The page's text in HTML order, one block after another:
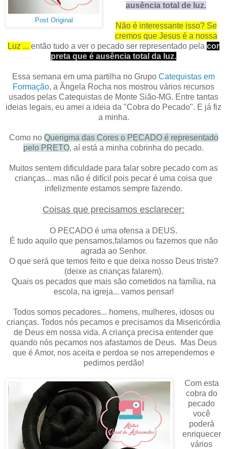
Post Original
ausência total de luz.
Não é interessante isso? Se
cremos que Jesus é a nossa
Luz ... então tudo a ver o pecado ser representado pela cor
preta que é ausência total da luz.
Essa semana em uma partilha no Grupo Catequistas em
Formação, a Ângela Rocha nos mostrou vários recursos
usados pelas Catequistas de Monte Sião-MG. Entre tantas
ideias legais, eu amei a ideia da "Cobra do Pecado". E já fiz
a minha.
Como no Querigma das Cores o PECADO é representado
pelo PRETO, aí está a minha cobrinha do pecado.
Muitos sentem dificuldade para falar sobre pecado com as
crianças... mas não é difícil pois pecar é uma coisa que
infelizmente estamos sempre fazendo.
Coisas que precisamos esclarecer:
O PECADO é uma ofensa a DEUS.
É tudo aquilo que pensamos,falamos ou fazemos que não
agrada ao Senhor.
O que será que temos feito e que deixa nosso Deus triste?
(deixe as crianças falarem).
Quais os pecados que mais são cometidos na família, na
escola, na igreja... vamos pensar!
Todos somos pecadores... homens, mulheres, idosos ou
crianças. Todos nós pecamos e precisamos da Misericórdia
de Deus em nossa vida. A criança precisa entender que
quando nós pecamos nos afastamos de Deus. Mas Deus
que é Amor, nos aceita e perdoa se nos arrependemos e
pedimos perdão!
Com esta
cobra do
pecado
você
poderá
enriquecer
vários